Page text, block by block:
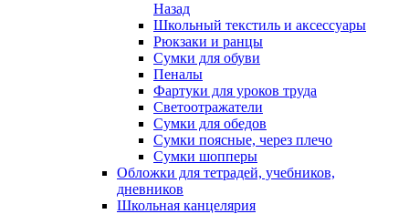
Назад
Школьный текстиль и аксессуары
Рюкзаки и ранцы
Сумки для обуви
Пеналы
Фартуки для уроков труда
Светоотражатели
Сумки для обедов
Сумки поясные, через плечо
Сумки шопперы
Обложки для тетрадей, учебников,
дневников
Школьная канцелярия